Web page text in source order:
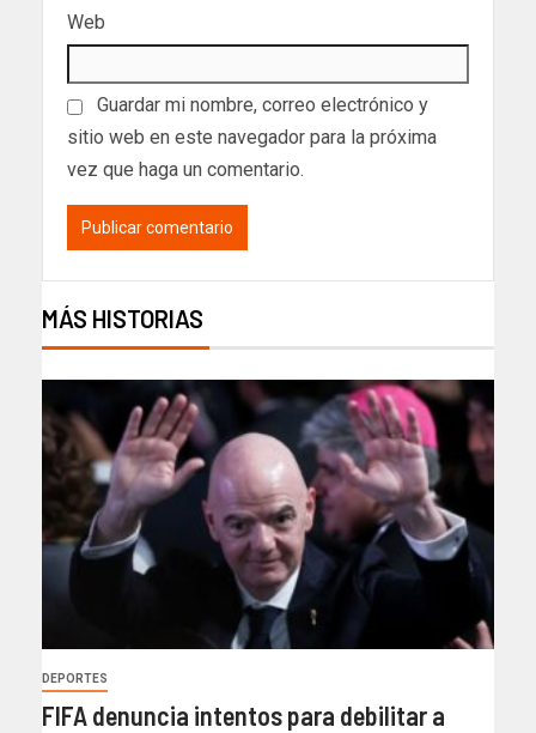
Web
Guardar mi nombre, correo electrónico y
sitio web en este navegador para la próxima
vez que haga un comentario.
MÁS HISTORIAS
DEPORTES
FIFA denuncia intentos para debilitar a